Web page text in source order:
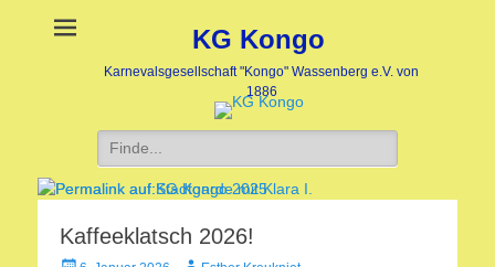
KG Kongo
Karnevalsgesellschaft "Kongo" Wassenberg e.V. von
1886
Suche
nach:
KG Kongo 2025
Veröffentlicht
Stadtgarde mit Klara I.
Veröffentlicht
Kaffeeklatsch 2026!